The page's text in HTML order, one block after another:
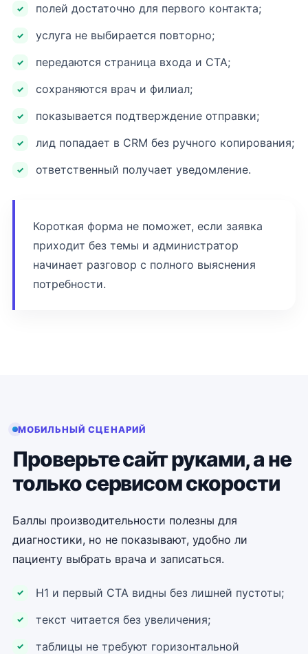
полей достаточно для первого контакта;
услуга не выбирается повторно;
передаются страница входа и CTA;
сохраняются врач и филиал;
показывается подтверждение отправки;
лид попадает в CRM без ручного копирования;
ответственный получает уведомление.
Короткая форма не поможет, если заявка
приходит без темы и администратор
начинает разговор с полного выяснения
потребности.
МОБИЛЬНЫЙ СЦЕНАРИЙ
Проверьте сайт руками, а не
только сервисом скорости
Баллы производительности полезны для
диагностики, но не показывают, удобно ли
пациенту выбрать врача и записаться.
H1 и первый CTA видны без лишней пустоты;
текст читается без увеличения;
таблицы не требуют горизонтальной